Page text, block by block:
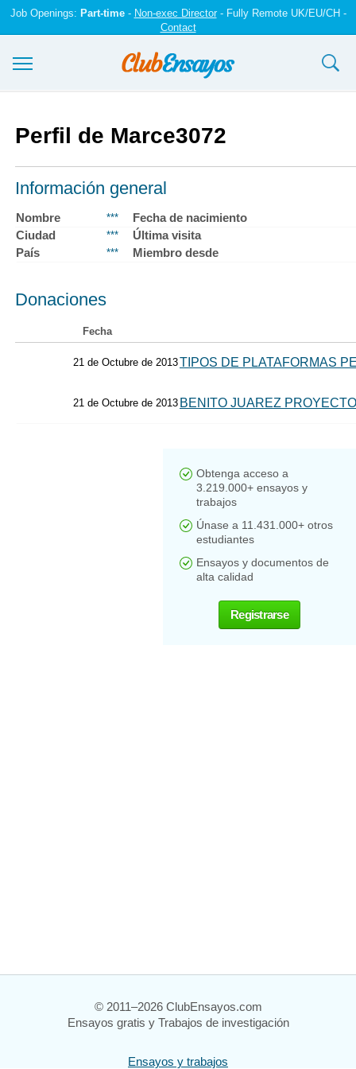
Job Openings: Part-time- Non-exec Director- Fully Remote UK/EU/CH -
Contact
Registrarse
Iniciar sesión
Contáctenos
Perfil de Marce3072
Información general
Nombre ***
Fecha de nacimiento
Ciudad
***
Última visita
País
*** Miembro desde
Donaciones
Fecha
21 de Octubre de 2013TIPOS DE PLATAFORMAS
21 de Octubre de 2013 BENITO JUAREZ
Obtenga acceso a
3.219.000+ ensayos y
trabajos
Únase a 11.431.000+ otros
estudiantes
Ensayos y documentos de
alta calidad
Registrarse
© 2011–2026 ClubEnsayos.com
Ensayos gratis y Trabajos de investigación
Ensayos y trabajos